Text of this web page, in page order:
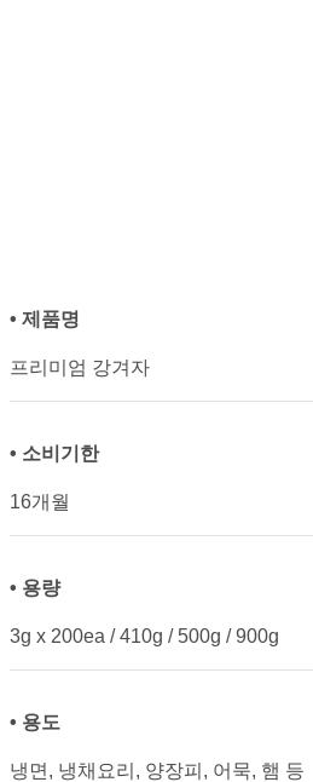
• 제품명
프리미엄 강겨자
• 소비기한
16개월
• 용량
3g x 200ea / 410g / 500g / 900g
• 용도
냉면, 냉채요리, 양장피, 어묵, 햄 등